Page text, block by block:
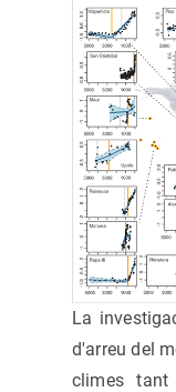
La
d'arreu del
climes tant